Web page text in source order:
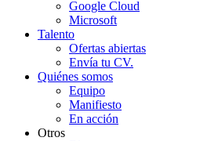
Google Cloud
Microsoft
Talento
Ofertas abiertas
Envía tu CV.
Quiénes somos
Equipo
Manifiesto
En acción
Otros